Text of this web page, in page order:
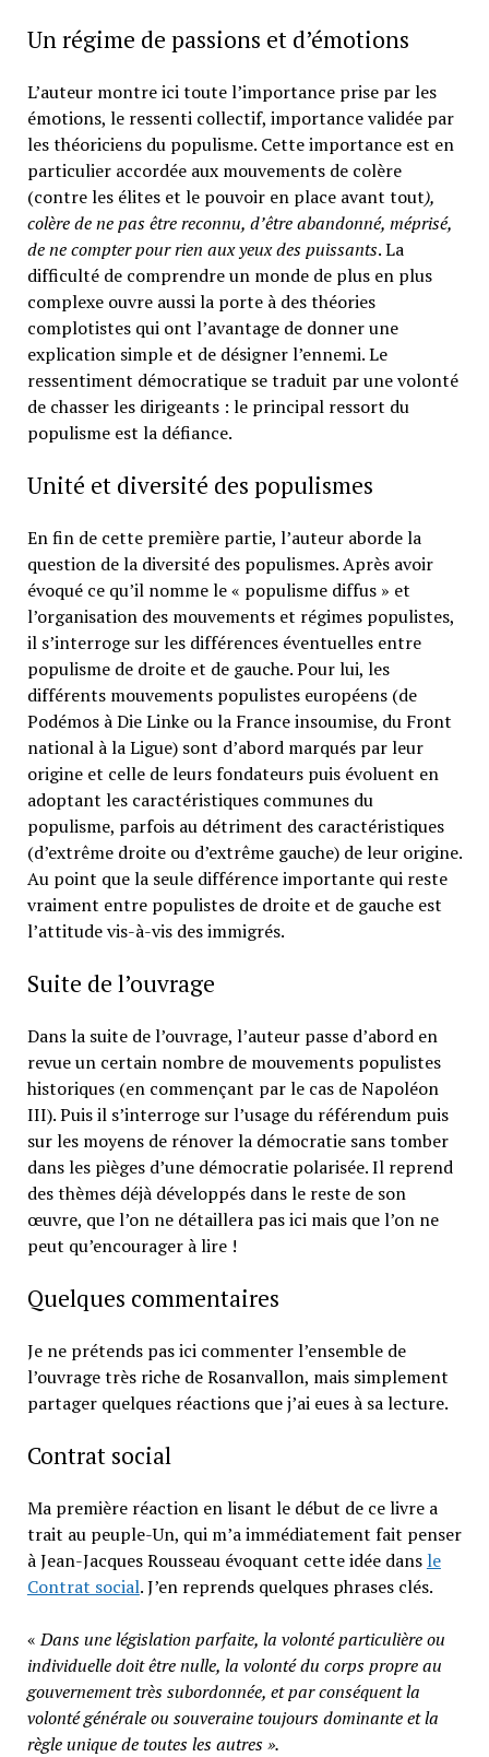
Un régime de passions et d’émotions
L’auteur montre ici toute l’importance prise par les
émotions, le ressenti collectif, importance validée par
les théoriciens du populisme. Cette importance est en
particulier accordée aux mouvements de colère
(contre les élites et le pouvoir en place avant tout),
colère de ne pas être reconnu, d’être abandonné, méprisé,
de ne compter pour rien aux yeux des puissants. La
difficulté de comprendre un monde de plus en plus
complexe ouvre aussi la porte à des théories
complotistes qui ont l’avantage de donner une
explication simple et de désigner l’ennemi. Le
ressentiment démocratique se traduit par une volonté
de chasser les dirigeants : le principal ressort du
populisme est la défiance.
Unité et diversité des populismes
En fin de cette première partie, l’auteur aborde la
question de la diversité des populismes. Après avoir
évoqué ce qu’il nomme le « populisme diffus » et
l’organisation des mouvements et régimes populistes,
il s’interroge sur les différences éventuelles entre
populisme de droite et de gauche. Pour lui, les
différents mouvements populistes européens (de
Podémos à Die Linke ou la France insoumise, du Front
national à la Ligue) sont d’abord marqués par leur
origine et celle de leurs fondateurs puis évoluent en
adoptant les caractéristiques communes du
populisme, parfois au détriment des caractéristiques
(d’extrême droite ou d’extrême gauche) de leur origine.
Au point que la seule différence importante qui reste
vraiment entre populistes de droite et de gauche est
l’attitude vis-à-vis des immigrés.
Suite de l’ouvrage
Dans la suite de l’ouvrage, l’auteur passe d’abord en
revue un certain nombre de mouvements populistes
historiques (en commençant par le cas de Napoléon
III). Puis il s’interroge sur l’usage du référendum puis
sur les moyens de rénover la démocratie sans tomber
dans les pièges d’une démocratie polarisée. Il reprend
des thèmes déjà développés dans le reste de son
œuvre, que l’on ne détaillera pas ici mais que l’on ne
peut qu’encourager à lire !
Quelques commentaires
Je ne prétends pas ici commenter l’ensemble de
l’ouvrage très riche de Rosanvallon, mais simplement
partager quelques réactions que j’ai eues à sa lecture.
Contrat social
Ma première réaction en lisant le début de ce livre a
trait au peuple-Un, qui m’a immédiatement fait penser
à Jean-Jacques Rousseau évoquant cette idée dans le
Contrat social. J’en reprends quelques phrases clés.
«Dans une législation parfaite, la volonté particulière ou
individuelle doit être nulle, la volonté du corps propre au
gouvernement très subordonnée, et par conséquent la
volonté générale ou souveraine toujours dominante et la
règle unique de toutes les autres ».